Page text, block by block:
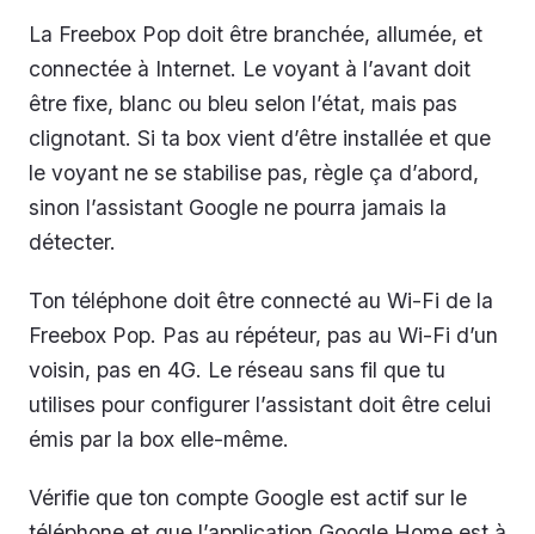
La Freebox Pop doit être branchée, allumée, et
connectée à Internet. Le voyant à l’avant doit
être fixe, blanc ou bleu selon l’état, mais pas
clignotant. Si ta box vient d’être installée et que
le voyant ne se stabilise pas, règle ça d’abord,
sinon l’assistant Google ne pourra jamais la
détecter.
Ton téléphone doit être connecté au Wi-Fi de la
Freebox Pop. Pas au répéteur, pas au Wi-Fi d’un
voisin, pas en 4G. Le réseau sans fil que tu
utilises pour configurer l’assistant doit être celui
émis par la box elle-même.
Vérifie que ton compte Google est actif sur le